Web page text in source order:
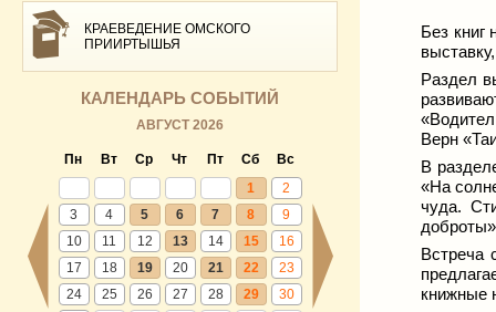
КРАЕВЕДЕНИЕ ОМСКОГО
ПРИИРТЫШЬЯ
КАЛЕНДАРЬ СОБЫТИЙ
АВГУСТ 2026
Пн Вт Ср Чт Пт Сб
Вс
1
2
3
4 5 6 7 8
9
10
11 12 13 14 15
16
17
18 19 20 21 22
23
24
25 26 27 28 29
30
Без книг
Раздел
Верн
В
«На
чуда.
Встреча
книжные